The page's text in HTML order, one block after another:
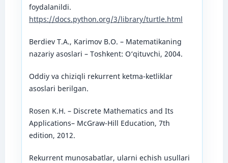
foydalanildi.
https://docs.python.org/3/library/turtle.html
Berdiev T.A., Karimov B.O. – Matematikaning
nazariy asoslari – Toshkent: O‘qituvchi, 2004.
Oddiy va chiziqli rekurrent ketma-ketliklar
asoslari berilgan.
Rosen K.H. – Discrete Mathematics and Its
Applications– McGraw-Hill Education, 7th
edition, 2012.
Rekurrent munosabatlar, ularni echish usullari